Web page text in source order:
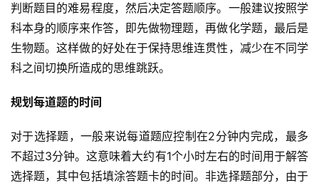
判断题目的难易程度，然后决定答题顺序。一般建议按照学
科本身的顺序来作答，即先做物理题，再做化学题，最后是
生物题。这样做的好处在于保持思维连贯性，减少在不同学
科之间切换所造成的思维跳跃。
规划每道题的时间
对于选择题，一般来说每道题应控制在2分钟内完成，最多
不超过3分钟。这意味着大约有1个小时左右的时间用于解答
选择题，其中包括填涂答题卡的时间。非选择题部分，由于